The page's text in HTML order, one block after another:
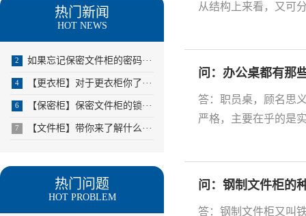
热门新闻
HOT NEWS
2 如果忘记保密文件柜的密码···
4 【更衣柜】对于更衣柜你了···
6 【保密柜】保密文件柜的锁···
7 【文件柜】带你来了解什么···
热门问题
HOT PROBLEM
从结构上来看，又可
问：办公桌都有那
答：职员桌，顾名思
严格，主要在乎的是
问：钢制文件柜的
答：钢制文件柜又叫